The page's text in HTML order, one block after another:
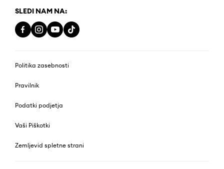
SLEDI NAM NA:
Politika zasebnosti
Pravilnik
Podatki podjetja
Vaši Piškotki
Zemljevid spletne strani